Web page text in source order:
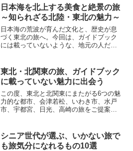
本線沿いの静かな町と島々を巡ります。
臼杵・佐伯｜石仏の影で、...
日本海を北上する美食と絶景の旅
～知られざる北陸・東北の魅力～
日本海の荒波が育んだ文化と、歴史が息
づく東北の旅へ。今回は、ガイドブック
には載っていないような、地元の人だけ
をご紹介します。佐渡金山：歴史と自然
が織りなす島の旅新潟県に...
東北・北関東の旅、ガイドブック
に載っていない魅力に出会う
この度、東北と北関東にまたがる6つの魅
力的な都市、会津若松、いわき市、水戸
市、宇都宮、日光、高崎の旅をご提案し
る飲食店、ゆったりと疲れを癒せる日帰
り入浴施設など、よりデ...
シニア世代が選ぶ、いかない旅で
も旅気分になれるもの10選